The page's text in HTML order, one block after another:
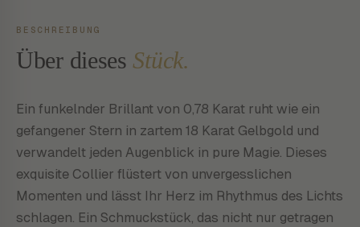
BESCHREIBUNG
Über dieses Stück.
Ein funkelnder Brillant von 0,78 Karat ruht wie ein
gefangener Stern in zartem 18 Karat Gelbgold und
verwandelt jeden Augenblick in pure Magie. Dieses
exquisite Collier flüstert von unvergesslichen
Momenten und lässt Ihr Herz im Rhythmus des Lichts
schlagen. Ein Schmuckstück, das nicht nur getragen